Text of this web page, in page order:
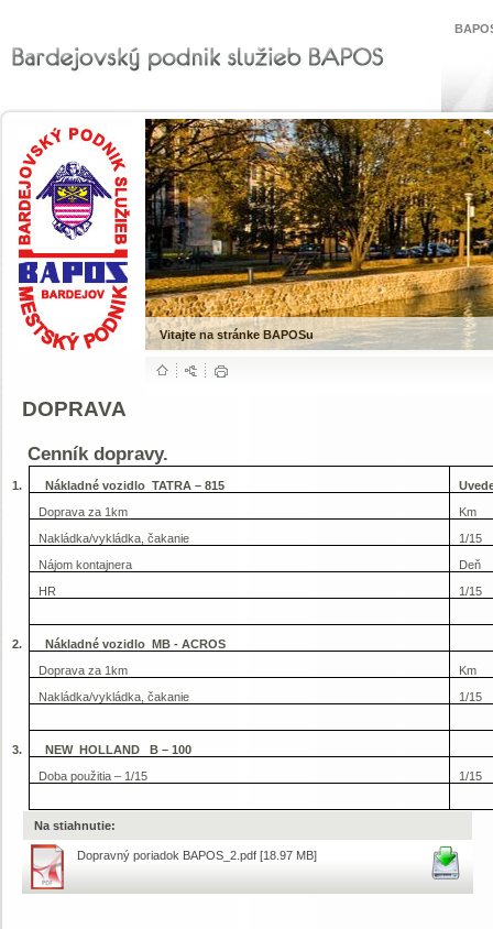
Vitajte na stránke BAPOSu
DOPRAVA
Cenník dopravy.
1. Nákladné vozidlo TATRA – 815
Doprava za 1km
Km
Nakládka/vykládka, čakanie
1/15
Nájom kontajnera
Deň
HR
1/15
2.
Nákladné vozidlo MB - ACROS
Doprava za 1km
Km
Nakládka/vykládka, čakanie
1/15
3.
NEW HOLLAND B – 100
Doba použitia – 1/15
1/15
Na stiahnutie:
Dopravný poriadok BAPOS_2.pdf [18.97 MB]